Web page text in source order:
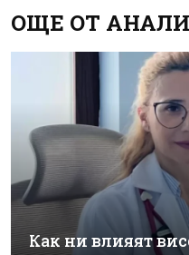
ОЩЕ ОТ
Как ни влияят